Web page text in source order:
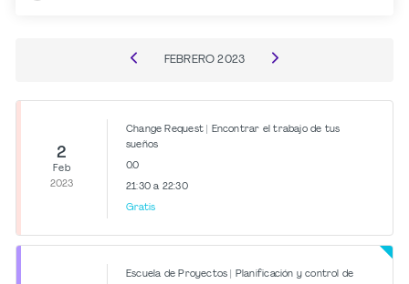
FEBRERO 2023
2
Feb
2023
Change Request | Encontrar el trabajo de tus
sueños
0.0
21:30 a 22:30
Gratis
Escuela de Proyectos | Planificación y control de